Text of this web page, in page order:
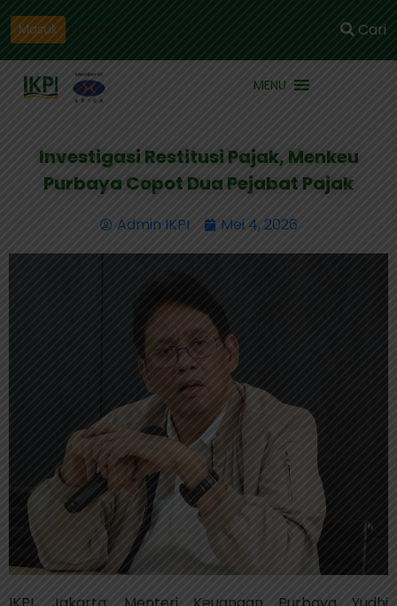
Masuk Cari
MENU
Investigasi Restitusi Pajak, Menkeu
Purbaya Copot Dua Pejabat Pajak
Admin IKPI Mei 4, 2026